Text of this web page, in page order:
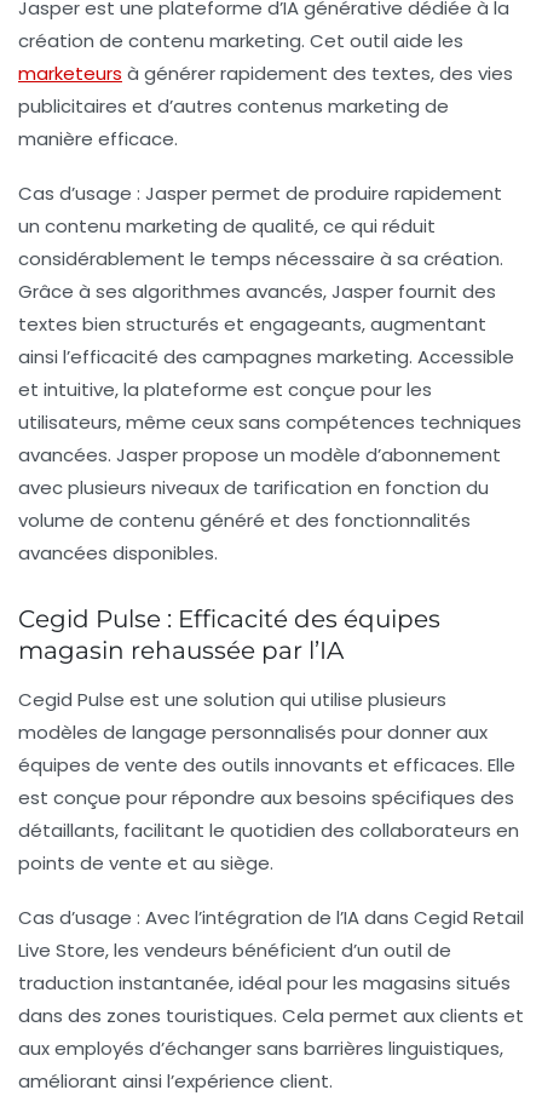
Jasper est une plateforme d’IA générative dédiée à la
création de contenu marketing. Cet outil aide les
marketeurs à générer rapidement des textes, des vies
publicitaires et d’autres contenus marketing de
manière efficace.
Cas d’usage : Jasper permet de produire rapidement
un contenu marketing de qualité, ce qui réduit
considérablement le temps nécessaire à sa création.
Grâce à ses algorithmes avancés, Jasper fournit des
textes bien structurés et engageants, augmentant
ainsi l’efficacité des campagnes marketing. Accessible
et intuitive, la plateforme est conçue pour les
utilisateurs, même ceux sans compétences techniques
avancées. Jasper propose un modèle d’abonnement
avec plusieurs niveaux de tarification en fonction du
volume de contenu généré et des fonctionnalités
avancées disponibles.
Cegid Pulse : Efficacité des équipes
magasin rehaussée par l’IA
Cegid Pulse est une solution qui utilise plusieurs
modèles de langage personnalisés pour donner aux
équipes de vente des outils innovants et efficaces. Elle
est conçue pour répondre aux besoins spécifiques des
détaillants, facilitant le quotidien des collaborateurs en
points de vente et au siège.
Cas d’usage : Avec l’intégration de l’IAdans Cegid Retail
Live Store, les vendeurs bénéficient d’un outil de
traduction instantanée, idéal pour les magasins situés
dans des zones touristiques. Cela permet aux clients et
aux employés d’échanger sans barrières linguistiques,
améliorant ainsi l’expérience client.